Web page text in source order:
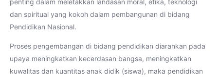
penting dalam meletakkan landasan moral, etika, teknologi
dan spiritual yang kokoh dalam pembangunan di bidang
Pendidikan Nasional.
Proses pengembangan di bidang pendidikan diarahkan pada
upaya meningkatkan kecerdasan bangsa, meningkatkan
kuwalitas dan kuantitas anak didik (siswa), maka pendidikan